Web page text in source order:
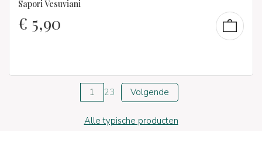
Sapori Vesuviani
€ 5,90
1 23 Volgende
Alle typische producten